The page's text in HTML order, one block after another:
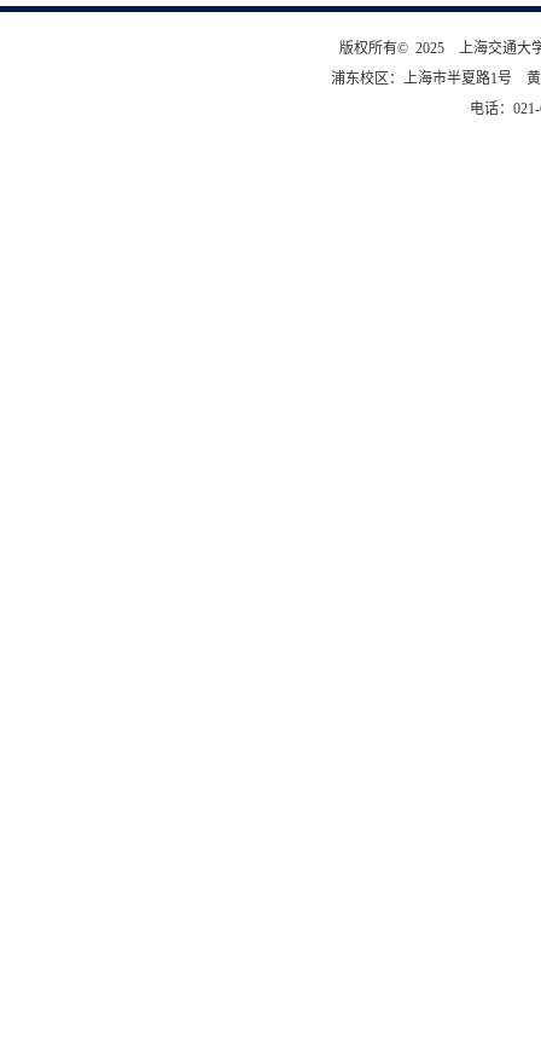
版权所有© 2025 上海交通大
浦东校区：上海市半夏路1号
电话：